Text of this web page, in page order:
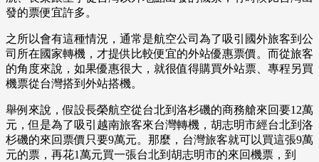
發的票便宜許多。
之所以會有這種情況，通常是航空公司為了吸引國外旅客到公
司所在國家轉機，才提供比較便宜的外站優惠票價。而從旅客
的角度來說，如果優惠很大，就很值得購買外站票、專程另買
機票從台灣搭到外站搭機。
舉例來說，假設長榮航空從台北到洛杉磯的商務艙來回要12萬
元，但是為了吸引越南旅客來台灣轉機，胡志明市經台北到洛
杉磯的來回票價只要9萬元。那麼，台灣旅客就可以買這張9萬
元的票，再花1萬元買一張台北到胡志明市的來回機票，到